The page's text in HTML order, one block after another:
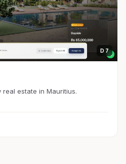
D 7
estate in Mauritius.